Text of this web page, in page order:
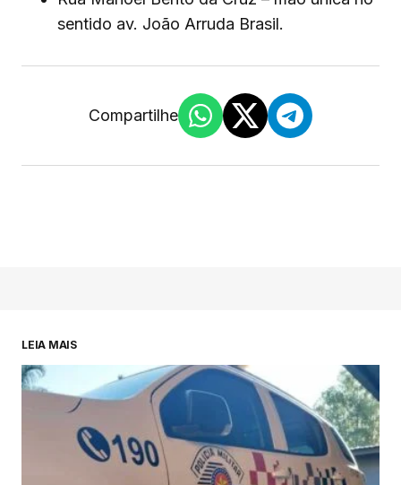
sentido av. João Arruda Brasil.
Compartilhe
LEIA MAIS